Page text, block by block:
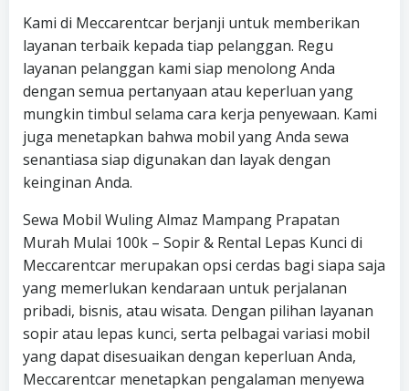
Kami di Meccarentcar berjanji untuk memberikan
layanan terbaik kepada tiap pelanggan. Regu
layanan pelanggan kami siap menolong Anda
dengan semua pertanyaan atau keperluan yang
mungkin timbul selama cara kerja penyewaan. Kami
juga menetapkan bahwa mobil yang Anda sewa
senantiasa siap digunakan dan layak dengan
keinginan Anda.
Sewa Mobil Wuling Almaz Mampang Prapatan
Murah Mulai 100k – Sopir & Rental Lepas Kunci di
Meccarentcar merupakan opsi cerdas bagi siapa saja
yang memerlukan kendaraan untuk perjalanan
pribadi, bisnis, atau wisata. Dengan pilihan layanan
sopir atau lepas kunci, serta pelbagai variasi mobil
yang dapat disesuaikan dengan keperluan Anda,
Meccarentcar menetapkan pengalaman menyewa